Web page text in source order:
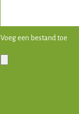
Voeg een bestand toe